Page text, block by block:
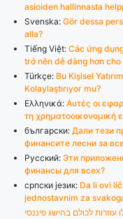
asioiden hallinnasta
Svenska: Gör dessa
alla?
Tiếng Việt: Các ứng
trở nên dễ dàng hơn
Türkçe: Bu Kişisel
Kolaylaştırıyor mu?
Ελληνικά: Αυτές οι
τη χρηματοοικονομική
български: Дали тези
финансите лесни за
Русский: Эти
финансы для всех?
српски језик: Da li ovi
jednostavnim za
לכולם בהישג פיננסי